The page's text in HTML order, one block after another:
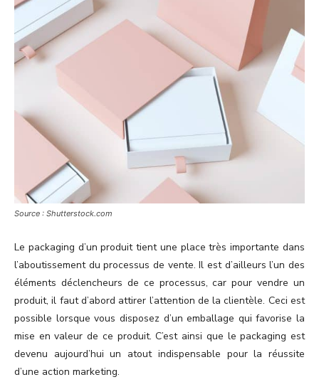
Source : Shutterstock.com
Le packaging d’un produit tient une place très importante dans
l’aboutissement du processus de vente. Il est d’ailleurs l’un des
éléments déclencheurs de ce processus, car pour vendre un
produit, il faut d’abord attirer l’attention de la clientèle. Ceci est
possible lorsque vous disposez d’un emballage qui favorise la
mise en valeur de ce produit. C’est ainsi que le packaging est
devenu aujourd’hui un atout indispensable pour la réussite
d’une action marketing.